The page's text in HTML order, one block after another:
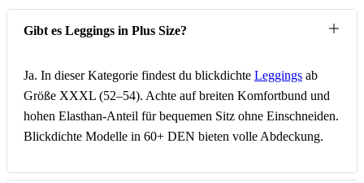
Gibt es Leggings in Plus Size?
Ja. In dieser Kategorie findest du blickdichte Leggings ab
Größe XXXL (52–54). Achte auf breiten Komfortbund und
hohen Elasthan-Anteil für bequemen Sitz ohne Einschneiden.
Blickdichte Modelle in 60+ DEN bieten volle Abdeckung.